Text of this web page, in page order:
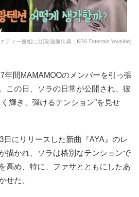
ティー番組に出演(画像出典：KBS Entertain Youtube)
年間MAMAMOOのメンバーを引っ張
この日、ソラの日常が公開され、彼
輝き、弾けるテンション”を見せ
日にリリースした新曲『AYA』のレ
描かれ、ソラは格別なテンションで
高め、特に、ファサとともにしたあ
せた。